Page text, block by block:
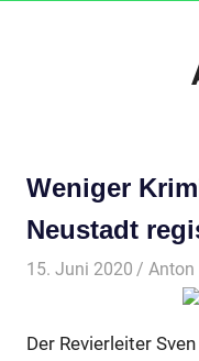
Weniger
Neustadt
15. Juni 2020 Anton
Der Revierleiter